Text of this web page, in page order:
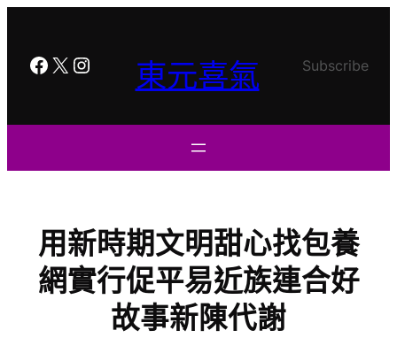
容
Facebook
X Instagram東元喜氣 Subscribe
用新時期文明甜心找包養
網實行促平易近族連合好
故事新陳代謝